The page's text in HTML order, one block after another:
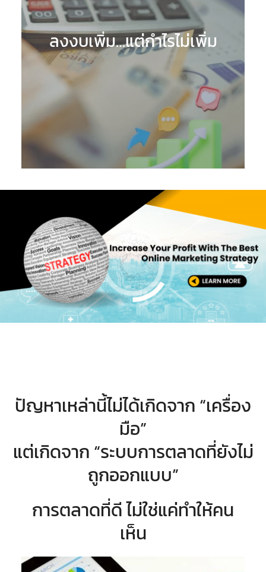
ลงงบเพิ่ม…แต่กำไรไม่เพิ่ม
ปัญหาเหล่านี้ไม่ได้เกิดจาก “เครื่อง
มือ”
แต่เกิดจาก “ระบบการตลาดที่ยังไม่
ถูกออกแบบ”
การตลาดที่ดี ไม่ใช่แค่ทำให้คน
เห็น